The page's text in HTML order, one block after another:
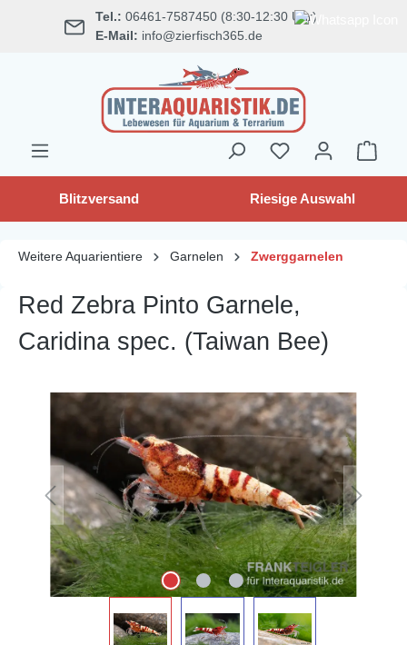
springen Tel.: 06461-7587450 (8:30-12:30 Uhr)
E-Mail: info@zierfisch365.de
Blitzversand Riesige Auswahl
Weitere Aquarientiere Garnelen Zwerggarnelen
Red Zebra Pinto Garnele,
Caridina spec. (Taiwan Bee)
Bildergalerie überspringen